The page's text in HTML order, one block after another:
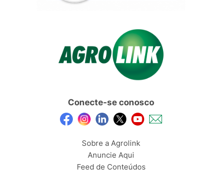
Conecte-se conosco
Sobre a Agrolink
Anuncie Aqui
Feed de Conteúdos